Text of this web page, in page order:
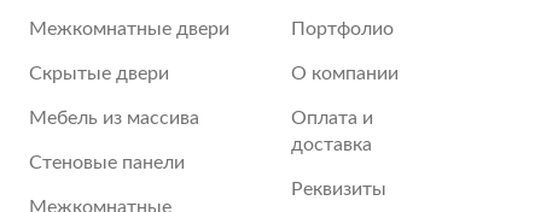
Межкомнатные двери
Скрытые двери
Мебель из массива
Стеновые панели
Межкомнатные
Портфолио
О компании
Оплата и
доставка
Реквизиты